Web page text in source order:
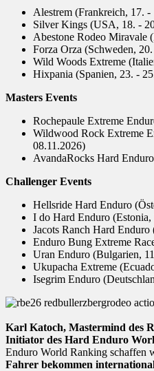
Alestrem (Frankreich, 17. -
Silver Kings (USA, 18. -
Abestone Rodeo Miravale
Forza Orza (Schweden,
Wild Woods Extreme
Hixpania (Spanien, 23. -
Masters Events
Rochepaule Extreme
Wildwood Rock Extreme
08.11.2026)
AvandaRocks Hard
Challenger Events
Hellsride Hard Enduro
I do Hard Enduro
Jacots Ranch Hard
Enduro Bung Extreme
Uran Enduro (Bulgarien,
Ukupacha Extreme
Isegrim Enduro
Karl Katoch, Mastermind des
Initiator des Hard Enduro
Enduro World Ranking schaffen
Fahrer bekommen